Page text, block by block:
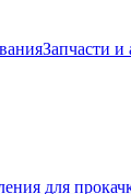
Запчасти и
для